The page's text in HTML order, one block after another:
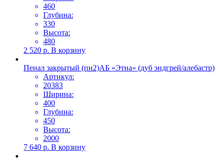
460
Глубина:
330
Высота:
480
2 520 р. В корзину
Пенал закрытый (пн2)АБ «Этна» (дуб эндгрей/алебастр)
Артикул:
20383
Ширина:
400
Глубина:
450
Высота:
2000
7 640 р. В корзину